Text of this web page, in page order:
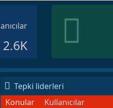
2.6K
Tepki liderleri
Konular
Kullanıcılar